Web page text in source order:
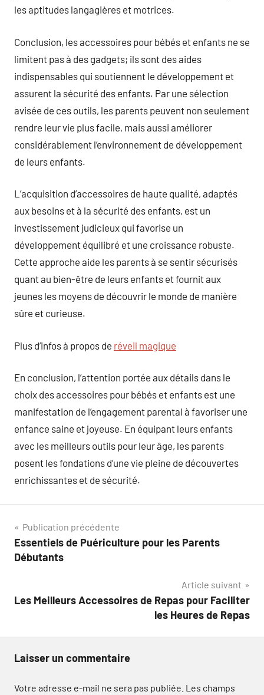
les aptitudes langagières et motrices.
Conclusion, les accessoires pour bébés et enfants ne se
limitent pas à des gadgets; ils sont des aides
indispensables qui soutiennent le développement et
assurent la sécurité des enfants. Par une sélection
avisée de ces outils, les parents peuvent non seulement
rendre leur vie plus facile, mais aussi améliorer
considérablement l’environnement de développement
de leurs enfants.
L’acquisition d’accessoires de haute qualité, adaptés
aux besoins et à la sécurité des enfants, est un
investissement judicieux qui favorise un
développement équilibré et une croissance robuste.
Cette approche aide les parents à se sentir sécurisés
quant au bien-être de leurs enfants et fournit aux
jeunes les moyens de découvrir le monde de manière
sûre et curieuse.
Plus d’infos à propos de réveil magique
En conclusion, l’attention portée aux détails dans le
choix des accessoires pour bébés et enfants est une
manifestation de l’engagement parental à favoriser une
enfance saine et joyeuse. En équipant leurs enfants
avec les meilleurs outils pour leur âge, les parents
posent les fondations d’une vie pleine de découvertes
enrichissantes et de sécurité.
Navigation
de
Publication précédente
Essentiels de Puériculture pour les Parents
Débutants
Article suivant
Les Meilleurs Accessoires de Repas pour Faciliter
les Heures de Repas
Laisser un commentaire
Votre adresse e-mail ne sera pas publiée. Les champs